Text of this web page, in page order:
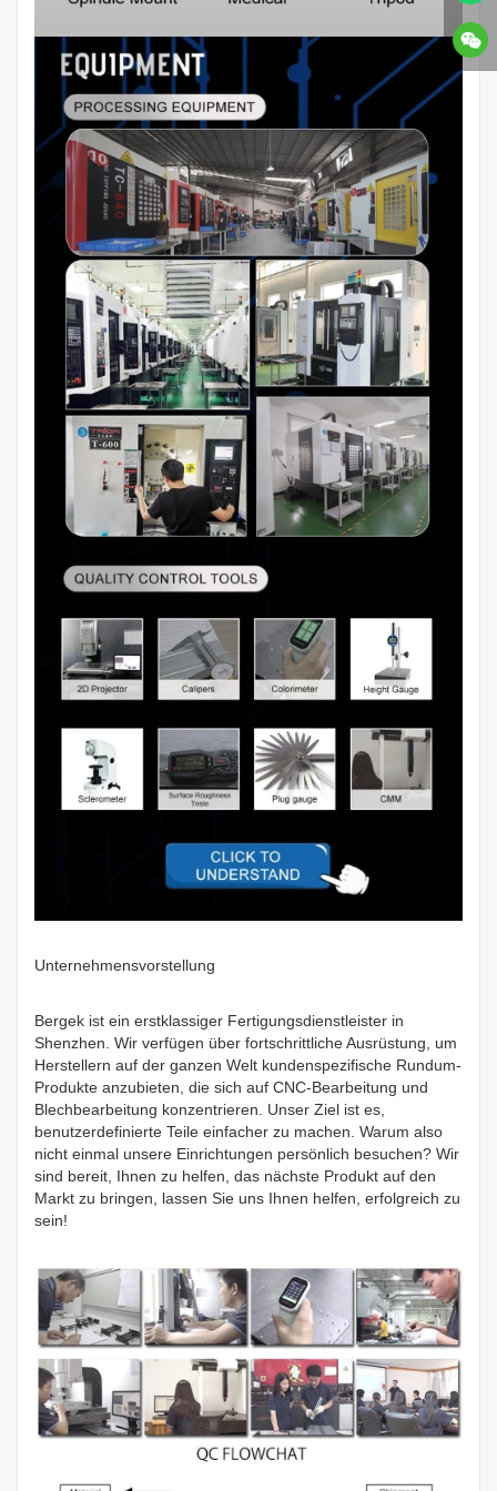
Unternehmensvorstellung
Bergek ist ein erstklassiger Fertigungsdienstleister in
Shenzhen. Wir verfügen über fortschrittliche Ausrüstung, um
Herstellern auf der ganzen Welt kundenspezifische Rundum-
Produkte anzubieten, die sich auf CNC-Bearbeitung und
Blechbearbeitung konzentrieren. Unser Ziel ist es,
benutzerdefinierte Teile einfacher zu machen. Warum also
nicht einmal unsere Einrichtungen persönlich besuchen? Wir
sind bereit, Ihnen zu helfen, das nächste Produkt auf den
Markt zu bringen, lassen Sie uns Ihnen helfen, erfolgreich zu
sein!